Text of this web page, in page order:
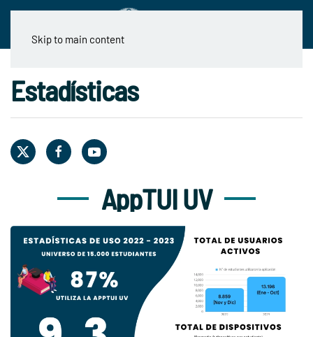
Skip to main content
Estadísticas
AppTUI UV